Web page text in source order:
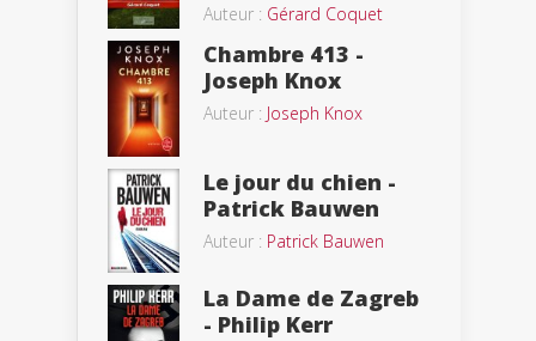
Auteur : Gérard Coquet
Chambre 413 -
Joseph Knox
Auteur : Joseph Knox
Le jour du chien -
Patrick Bauwen
Auteur : Patrick Bauwen
La Dame de Zagreb
- Philip Kerr